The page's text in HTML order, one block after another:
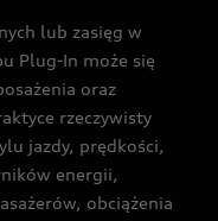
lub zasięg w
Plug-In może się
oraz
rzeczywisty
jazdy, prędkości,
energii,
obciążenia